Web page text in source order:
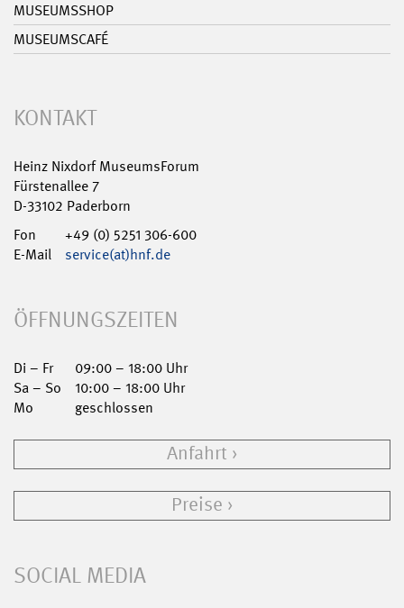
MUSEUMSSHOP
MUSEUMSCAFÉ
KONTAKT
Heinz Nixdorf MuseumsForum
Fürstenallee 7
D-33102 Paderborn
Fon
+49 (0) 5251 306-600
E-Mail
service(at)hnf.de
ÖFFNUNGSZEITEN
Di – Fr
09:00 – 18:00 Uhr
Sa – So
10:00 – 18:00 Uhr
Mo
geschlossen
Anfahrt
Preise
SOCIAL MEDIA